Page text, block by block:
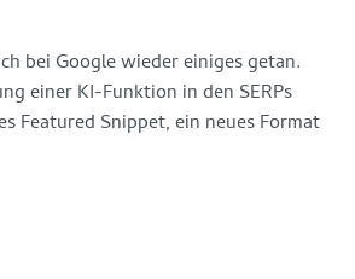
bei Google wieder einiges getan.
einer KI-Funktion in den SERPs
Featured Snippet, ein neues Format